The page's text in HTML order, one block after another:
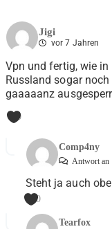
Jigi
vor 7 Jahren
Vpn und fertig, wie in
Russland sogar
gaaaaanz
0
Comp4ny
Antwort an
Steht ja auch
0
Tearfox